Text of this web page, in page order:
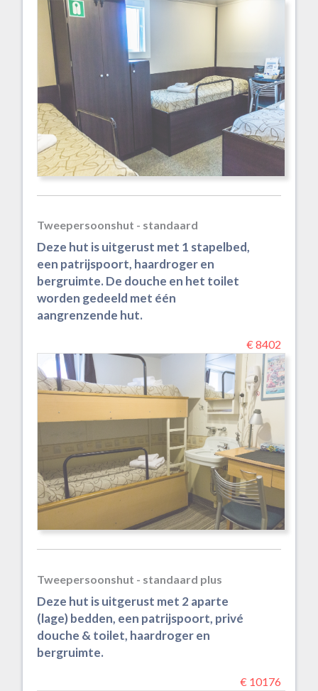
Tweepersoonshut - standaard
Deze hut is uitgerust met 1 stapelbed,
een patrijspoort, haardroger en
bergruimte. De douche en het toilet
worden gedeeld met één
aangrenzende hut.
€ 8402
Tweepersoonshut - standaard plus
Deze hut is uitgerust met 2 aparte
(lage) bedden, een patrijspoort, privé
douche & toilet, haardroger en
bergruimte.
€ 10176